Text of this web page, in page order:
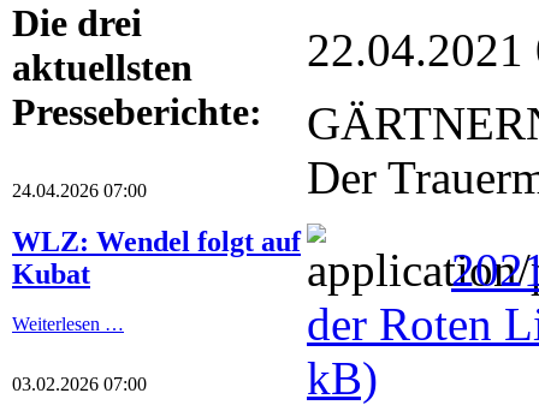
Die drei
aktuellsten
Presseberichte:
24.04.2026 07:00
WLZ: Wendel folgt auf
Kubat
Weiterlesen …
03.02.2026 07:00
22.04.2021
Der
der Roten
kB)